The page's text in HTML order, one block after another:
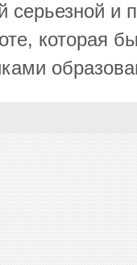
серьезной и
которая